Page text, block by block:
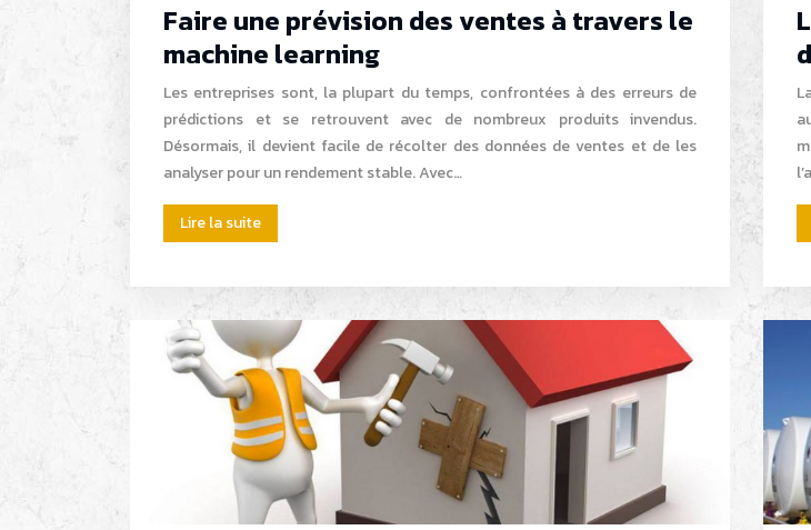
Faire une prévision des ventes à travers le
machine learning
Les entreprises sont, la plupart du temps, confrontées à des erreurs de
prédictions et se retrouvent avec de nombreux produits invendus.
Désormais, il devient facile de récolter des données de ventes et de les
analyser pour un rendement stable. Avec…
Lire la suite